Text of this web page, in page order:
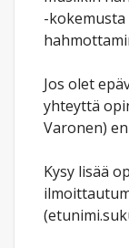
-
Jos olet
yhteyttä
Varonen)
Kysy lisää